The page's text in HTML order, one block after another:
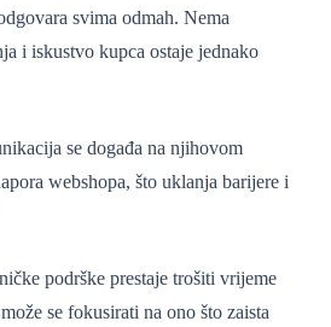
svima odmah. Nema
i iskustvo kupca ostaje jednako
se događa na njihovom
webshopa, što uklanja barijere i
podrške prestaje trošiti vrijeme
se fokusirati na ono što zaista